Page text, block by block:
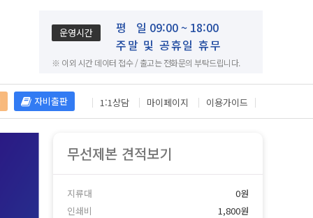
운영시간 평
일 09:00 ~ 18:00
주말 및 공휴일 휴무
※ 이외 시간 데이터 접수 / 출고는 전화문의 부탁드립니다.
자비출판 1:1상담 마이페이지 이용가이드
무선제본 견적보기
지류대
0원
인쇄비
1,800원